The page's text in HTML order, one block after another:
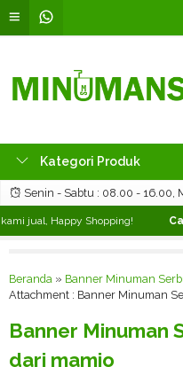
Kategori Produk
Senin - Sabtu : 08.00 - 16.00,
jual, Happy Shopping!
Beranda » Banner Minuman
Attachment : Banner Minuman
Banner Minuman
dari mamio